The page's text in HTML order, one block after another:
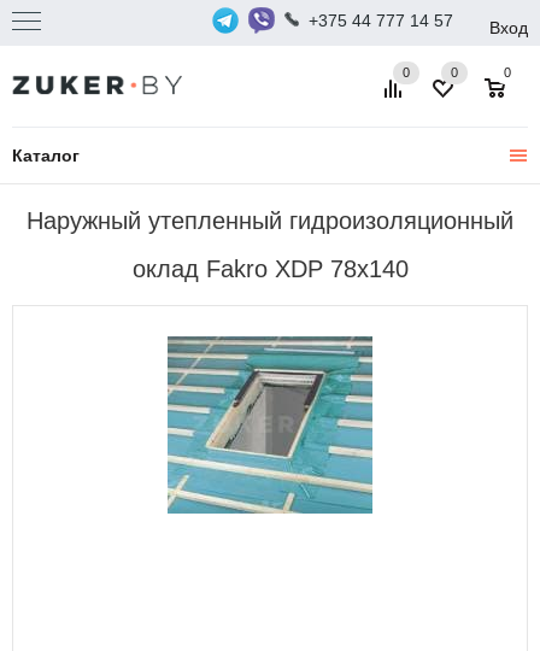
+375 44 777 14 57 Вход
Каталог
0 0
0
Наружный утепленный гидроизоляционный
оклад Fakro XDP 78х140